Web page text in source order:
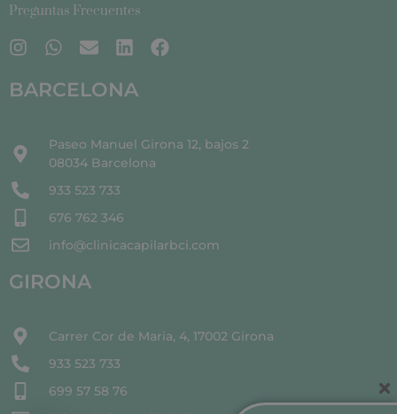
Preguntas Frecuentes
BARCELONA
Paseo Manuel Girona 12, bajos 2
08034 Barcelona
933 523 733
676 762 346
info@clinicacapilarbci.com
GIRONA
Carrer Cor de Maria, 4, 17002 Girona
933 523 733
699 57 58 76